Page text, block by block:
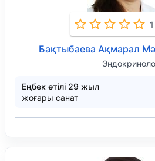
Бақтыбаева Ақмарал
Еңбек өтілі 29 жыл
жоғары санат